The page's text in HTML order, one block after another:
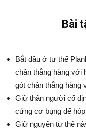
Bài
Bắt đầu ở tư thế
chân thẳng hàng với
gót chân thẳng hàng
Giữ thân người cố
cứng cơ bụng để hóp
Giữ nguyên tư thế